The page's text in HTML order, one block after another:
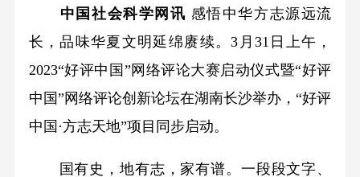
中国社会科学网讯 感悟中华方志源远流
长，品味华夏文明延绵赓续。3月31日上午，
2023“好评中国”网络评论大赛启动仪式暨“好评
中国”网络评论创新论坛在湖南长沙举办，“好评
中国·方志天地”项目同步启动。
国有史，地有志，家有谱。一段段文字、